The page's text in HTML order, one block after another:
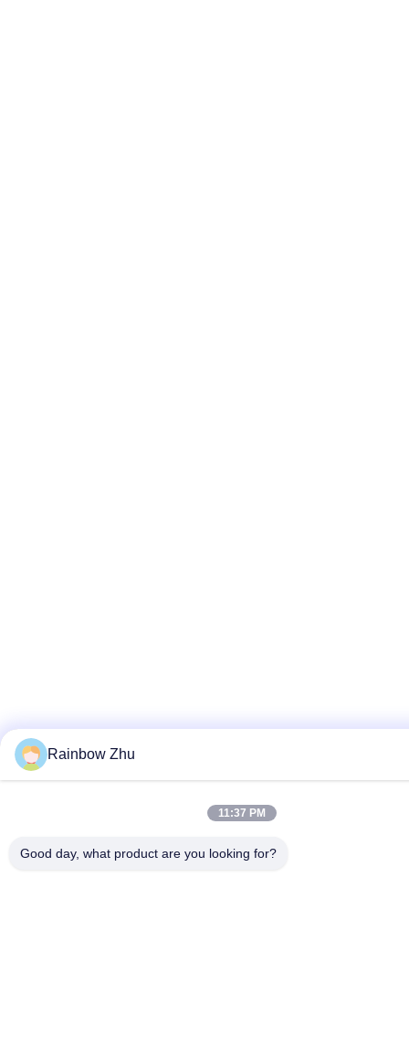
Rainbow Zhu
11:37 PM
Good day, what product are you looking for?